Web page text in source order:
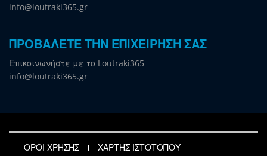
info@loutraki365.gr
ΠΡΟΒΑΛΕΤΕ ΤΗΝ ΕΠΙΧΕΙΡΗΣΗ ΣΑΣ
Επικοινωνήστε με το Loutraki365
info@loutraki365.gr
ΟΡΟΙ ΧΡΗΣΗΣ
ΧΑΡΤΗΣ ΙΣΤΟΤΟΠΟΥ